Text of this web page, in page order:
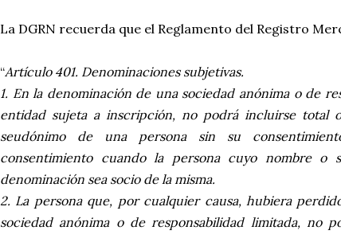
La DGRN recuerda que el Reglamento del Registro
“Artículo 401. Denominaciones subjetivas.
1. En la denominación de una sociedad anónima o de
entidad sujeta a inscripción, no podrá incluirse total
seudónimo de una persona sin su
consentimiento cuando la persona cuyo nombre o
denominación sea socio de la misma.
2. La persona que, por cualquier causa, hubiera
sociedad anónima o de responsabilidad limitada, no